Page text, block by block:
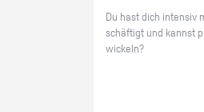
Du hast dich in­ten­siv
schäf­tigt und kannst
wi­ckeln?